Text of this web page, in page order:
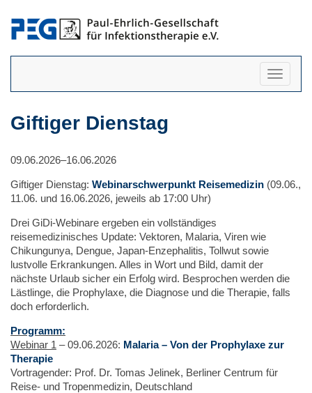
anzeigen
Giftiger Dienstag
09.06.2026–16.06.2026
Giftiger Dienstag: Webinarschwerpunkt Reisemedizin (09.06.,
11.06. und 16.06.2026, jeweils ab 17:00 Uhr)
Drei GiDi-Webinare ergeben ein vollständiges
reisemedizinisches Update: Vektoren, Malaria, Viren wie
Chikungunya, Dengue, Japan-Enzephalitis, Tollwut sowie
lustvolle Erkrankungen. Alles in Wort und Bild, damit der
nächste Urlaub sicher ein Erfolg wird. Besprochen werden die
Lästlinge, die Prophylaxe, die Diagnose und die Therapie, falls
doch erforderlich.
Programm:
Webinar 1 – 09.06.2026: Malaria – Von der Prophylaxe zur
Therapie
Vortragender: Prof. Dr. Tomas Jelinek, Berliner Centrum für
Reise- und Tropenmedizin, Deutschland